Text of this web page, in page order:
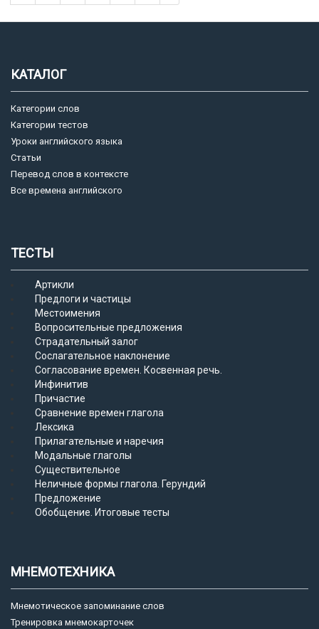
КАТАЛОГ
Категории слов
Категории тестов
Уроки английского языка
Статьи
Перевод слов в контексте
Все времена английского
ТЕСТЫ
Артикли
Предлоги и частицы
Местоимения
Вопросительные предложения
Страдательный залог
Сослагательное наклонение
Согласование времен. Косвенная речь.
Инфинитив
Причастие
Сравнение времен глагола
Лексика
Прилагательные и наречия
Модальные глаголы
Существительное
Неличные формы глагола. Герундий
Предложение
Обобщение. Итоговые тесты
МНЕМОТЕХНИКА
Мнемотическое запоминание слов
Тренировка мнемокарточек